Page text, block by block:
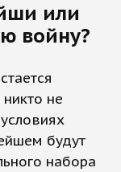
или
войну?
не
будут
набора